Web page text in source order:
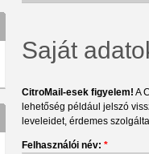
Saját
CitroMail-esek figyelem! A
lehetőség például jelszó
leveleidet, érdemes
Felhasználói név: *